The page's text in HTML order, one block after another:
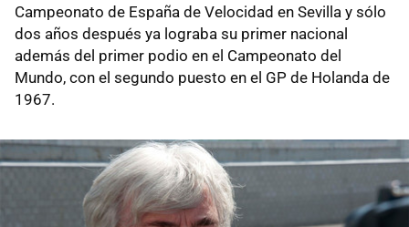
Campeonato de España de Velocidad en Sevilla y sólo
dos años después ya lograba su primer nacional
además del primer podio en el Campeonato del
Mundo, con el segundo puesto en el GP de Holanda de
1967.